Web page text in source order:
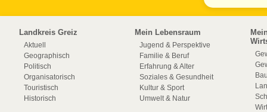
Landkreis Greiz
Aktuell
Geographisch
Politisch
Organisatorisch
Touristisch
Historisch
Mein Lebensraum
Jugend & Perspektive
Familie & Beruf
Erfahrung & Alter
Soziales & Gesundheit
Kultur & Sport
Umwelt & Natur